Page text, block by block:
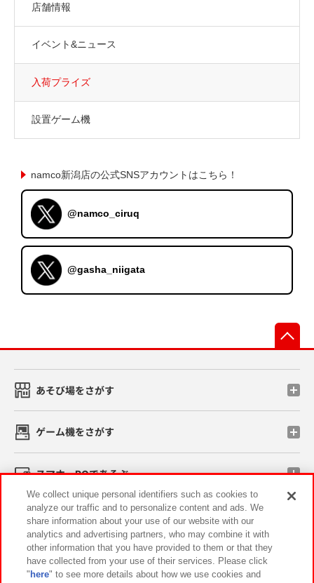
店舗情報
イベント&ニュース
入荷プライズ
設置ゲーム機
namco新潟店の公式SNSアカウントはこちら！
@namco_ciruq
@gasha_niigata
あそび場をさがす
ゲーム機をさがす
スマホ・PCであそぶ
イベント・キャンペーン
We collect unique personal identifiers such as cookies to
analyze our traffic and to personalize content and ads. We
share information about your use of our website with our
analytics and advertising partners, who may combine it with
other information that you have provided to them or that they
have collected from your use of their services. Please click
" here" to see more details about how we use cookies and